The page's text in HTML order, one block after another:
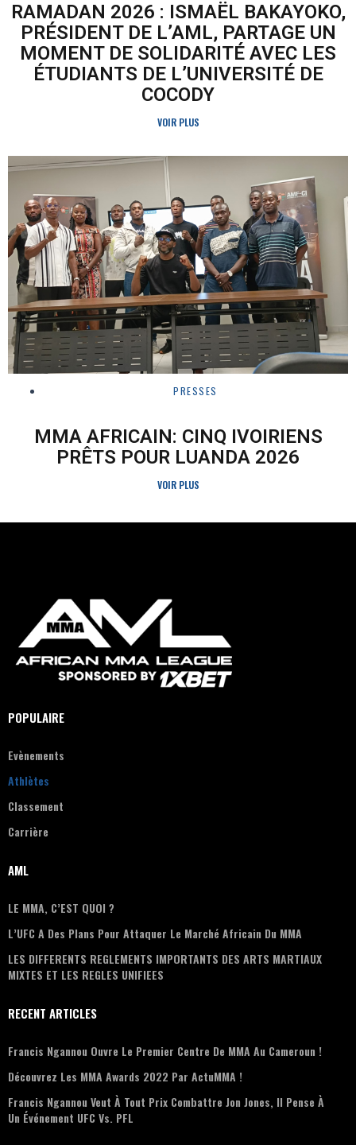
RAMADAN 2026 : ISMAËL BAKAYOKO,
PRÉSIDENT DE L’AML, PARTAGE UN
MOMENT DE SOLIDARITÉ AVEC LES
ÉTUDIANTS DE L’UNIVERSITÉ DE
COCODY
VOIR PLUS
PRESSES
MMA AFRICAIN: CINQ IVOIRIENS
PRÊTS POUR LUANDA 2026
VOIR PLUS
POPULAIRE
Evènements
Athlètes
Classement
Carrière
AML
LE MMA, C’EST QUOI ?
L’UFC A Des Plans Pour Attaquer Le Marché Africain Du MMA
LES DIFFERENTS REGLEMENTS IMPORTANTS DES ARTS MARTIAUX
MIXTES ET LES REGLES UNIFIEES
RECENT ARTICLES
Francis Ngannou Ouvre Le Premier Centre De MMA Au Cameroun !
Découvrez Les MMA Awards 2022 Par ActuMMA !
Francis Ngannou Veut À Tout Prix Combattre Jon Jones, Il Pense À
Un Événement UFC Vs. PFL